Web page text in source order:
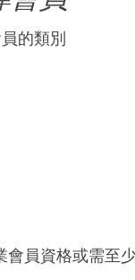
的類別
會員資格或需至